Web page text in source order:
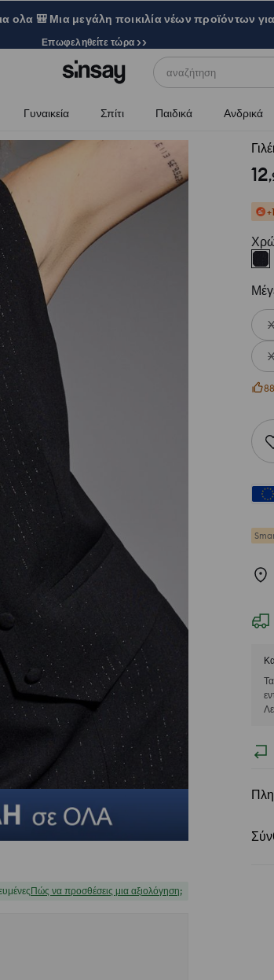
🎒 Μια μεγάλη ποικιλία νέων προϊόντων
Επωφεληθείτε τώρα >>
αναζήτηση
Γυναικεία Σπίτι Παιδικά Ανδρικά
12,
88
Πώς να προσθέσεις μια αξιολόγηση;